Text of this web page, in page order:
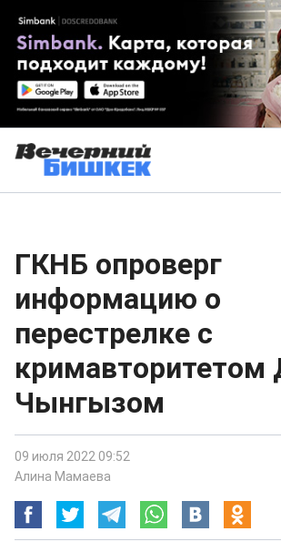
ГКНБ опроверг
информацию о
перестрелке с
кримавторитетом
Чынгызом
09 июля 2022 09:52
Алина Мамаева